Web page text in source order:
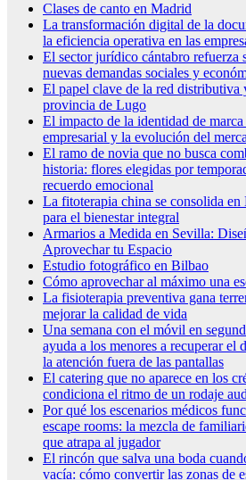
Clases de canto en Madrid
La transformación digital de la
la eficiencia operativa en las
El sector jurídico cántabro refuerza
nuevas demandas sociales y
El papel clave de la red distributiva
provincia de Lugo
El impacto de la identidad de
empresarial y la evolución del
El ramo de novia que no busca
historia: flores elegidas por
recuerdo emocional
La fitoterapia china se consolida
para el bienestar integral
Armarios a Medida en Sevilla:
Aprovechar tu Espacio
Estudio fotográfico en Bilbao
Cómo aprovechar al máximo una
La fisioterapia preventiva gana
mejorar la calidad de vida
Una semana con el móvil en
ayuda a los menores a recuperar el
la atención fuera de las pantallas
El catering que no aparece en los
condiciona el ritmo de un rodaje
Por qué los escenarios médicos
escape rooms: la mezcla de
que atrapa al jugador
El rincón que salva una boda
vacía: cómo convertir las zonas de